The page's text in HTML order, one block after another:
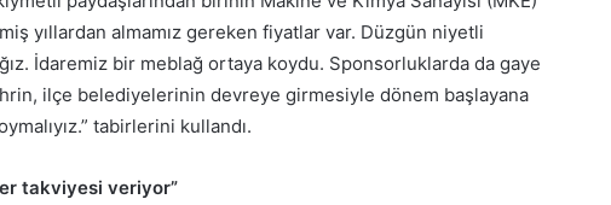
yıllardan almamız gereken fiyatlar var. Düzgün niyetli
İdaremiz bir meblağ ortaya koydu. Sponsorluklarda da gaye
ilçe belediyelerinin devreye girmesiyle dönem başlayana
tabirlerini kullandı.
takviyesi veriyor”